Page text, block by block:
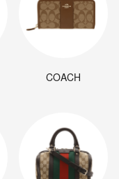
COACH